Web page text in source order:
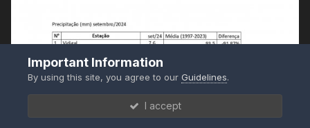
Important Information
By using this site, you agree to ourGuidelines.
I accept